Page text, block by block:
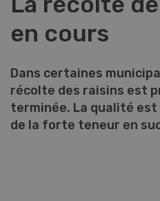
en cours
Dans certaines
récolte des raisins est
terminée. La qualité
de la forte teneur en